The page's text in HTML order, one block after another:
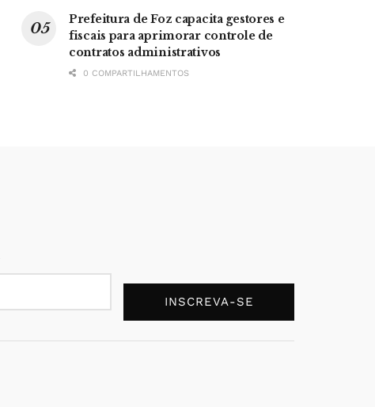
Prefeitura de Foz capacita gestores e
fiscais para aprimorar controle de
contratos administrativos
0 COMPARTILHAMENTOS
INSCREVA-SE